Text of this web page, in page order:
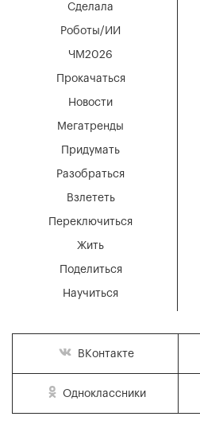
Мегатренды
Придумать
Разобраться
Взлететь
Новости
Переключиться
Жить
Поделиться
Научиться
Сделала
Роботы/ИИ
ЧМ2026
Прокачаться
ВКонтакте
Одноклассники